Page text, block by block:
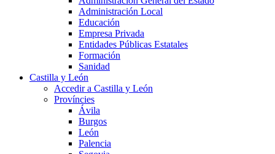
Administración Local
Educación
Empresa Privada
Entidades Públicas Estatales
Formación
Sanidad
Castilla y León
Accedir a Castilla y León
Províncies
Ávila
Burgos
León
Palencia